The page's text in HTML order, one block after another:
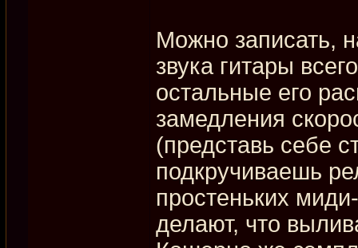
Можно записать,
звука гитары
остальные его
замедления
(представь себе
подкручиваешь
простеньких
делают, что